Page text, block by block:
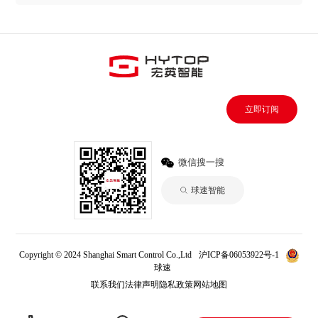
立即订阅
微信搜一搜
球速智能
Copyright © 2024 Shanghai Smart Control Co.,Ltd
沪ICP备06053922号-1
球速
联系我们法律声明 隐私政策网站地图